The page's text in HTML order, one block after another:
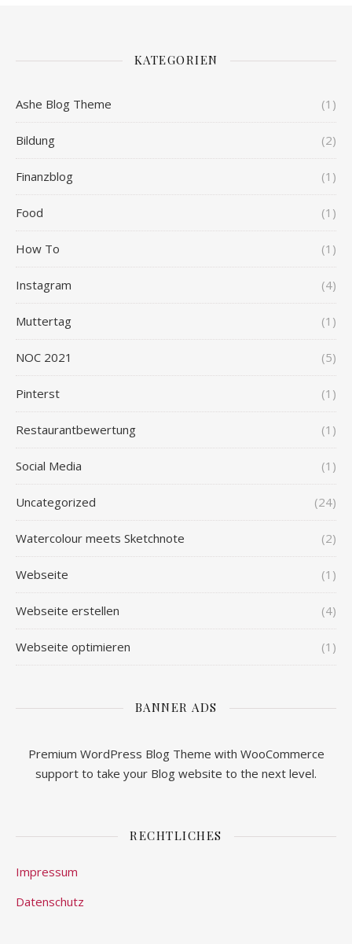
KATEGORIEN
Ashe Blog Theme (1)
Bildung (2)
Finanzblog (1)
Food (1)
How To (1)
Instagram (4)
Muttertag (1)
NOC 2021 (5)
Pinterst (1)
Restaurantbewertung (1)
Social Media (1)
Uncategorized (24)
Watercolour meets Sketchnote (2)
Webseite (1)
Webseite erstellen (4)
Webseite optimieren (1)
BANNER ADS
Premium WordPress Blog Theme with WooCommerce
support to take your Blog website to the next level.
RECHTLICHES
Impressum
Datenschutz